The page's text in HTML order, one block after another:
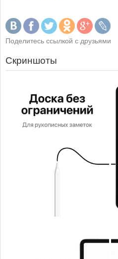
Поделитесь ссылкой с друзьями
Скриншоты